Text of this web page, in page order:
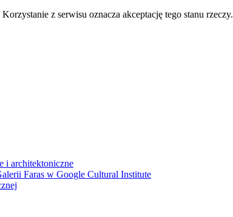
z serwisu oznacza akceptację tego stanu rzeczy.
i architektoniczne
Faras w Google Cultural Institute